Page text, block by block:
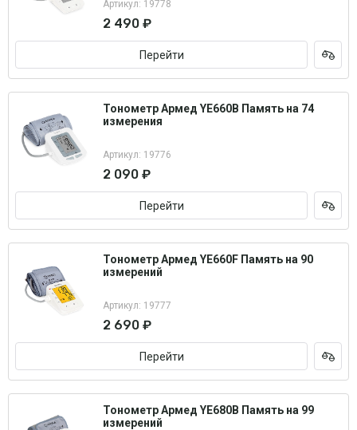
Артикул: 19778
2 490 ₽
Перейти
Тонометр Армед YE660B Память на 74
измерения
Артикул: 19776
2 090 ₽
Перейти
Тонометр Армед YE660F Память на 90
измерений
Артикул: 19777
2 690 ₽
Перейти
Тонометр Армед YE680B Память на 99
измерений